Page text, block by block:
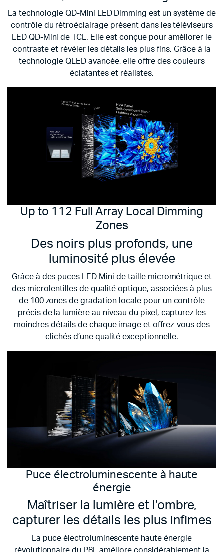
La technologie QD-Mini LED Dimming est un système de
contrôle du rétroéclairage présent dans les téléviseurs
LED QD-Mini de TCL. Elle est conçue pour améliorer le
contraste et révéler les détails les plus fins. Grâce à la
technologie QLED avancée, elle offre des couleurs
éclatantes et réalistes.
Up to 112 Full Array Local Dimming
Zones
Des noirs plus profonds, une
luminosité plus élevée
Grâce à des puces LED Mini de taille micrométrique et
des microlentilles de qualité optique,associées à plus
de 100 zones de gradation locale pour un contrôle
précis de la lumière au niveau du pixel, capturez les
moindres détails de chaque image et offrez-vous des
clichés d’une qualité exceptionnelle.
Puce électroluminescente à haute
énergie
Maîtriser la lumière et l’ombre,
capturer les détails les plus infimes
La puce électroluminescente haute énergie